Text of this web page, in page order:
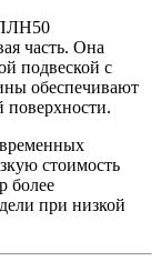
часть. Она
подвеской с
обеспечивают
поверхности.
стоимость
более
при низкой